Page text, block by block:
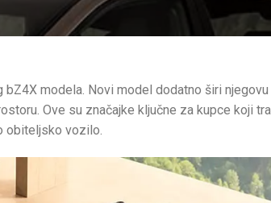
modela. Novi model dodatno širi
Ove su značajke ključne za kupce koji
obiteljsko vozilo.